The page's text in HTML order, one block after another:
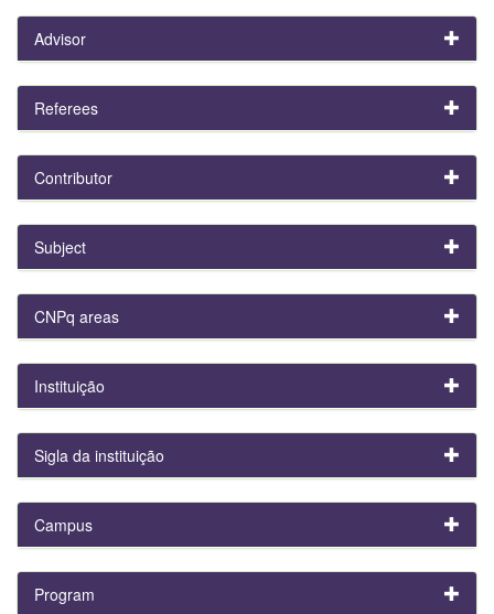
Advisor
Referees
Contributor
Subject
CNPq areas
Instituição
Sigla da instituição
Campus
Program